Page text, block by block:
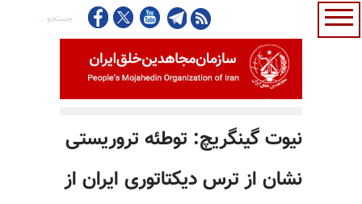
نیوت گینگریچ:‌ توطئه تروریستی
نشان از ترس دیکتاتوری ایران از